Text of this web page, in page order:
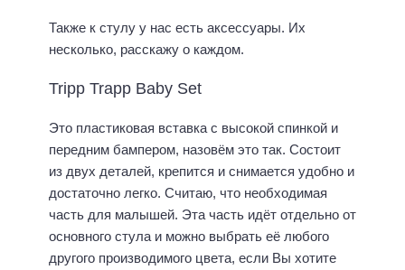
Также к стулу у нас есть аксессуары. Их
несколько, расскажу о каждом.
Tripp Trapp Baby Set
Это пластиковая вставка с высокой спинкой и
передним бампером, назовём это так. Состоит
из двух деталей, крепится и снимается удобно и
достаточно легко. Считаю, что необходимая
часть для малышей. Эта часть идёт отдельно от
основного стула и можно выбрать её любого
другого производимого цвета, если Вы хотите